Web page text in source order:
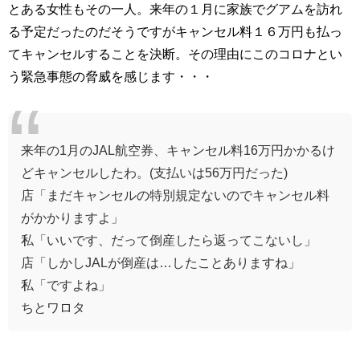
とある女性もその一人。来年の１月に家族でグアムを訪れ
る予定だったのだそうですがキャンセル料１６万円も払っ
てキャンセルすることを決断。その理由にこのコロナとい
う緊急事態の脅威を感じます・・・
来年の1月のJAL航空券、キャンセル料16万円かかるけ
どキャンセルしたわ。(支払いは56万円だった)
店「まだキャンセルの特別規定ないのでキャンセル料
がかかりますよ」
私「いいです、だって倒産したら返ってこないし」
店「しかしJALが倒産は…したことありますね」
私「ですよね」
ちとワロタ